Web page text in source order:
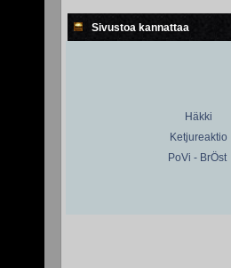
Sivustoa kannattaa
Häkki
Ketjureaktio
PoVi - BrÖst